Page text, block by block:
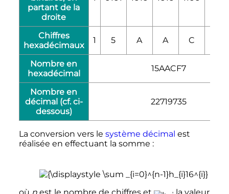
partant de la
droite
Chiffres
hexadécimaux
1 5 A A C
Nombre en
hexadécimal
15AACF7
Nombre en
décimal (cf. ci-
dessous)
22719735
La conversion vers le système décimal est
réalisée en effectuant la somme :